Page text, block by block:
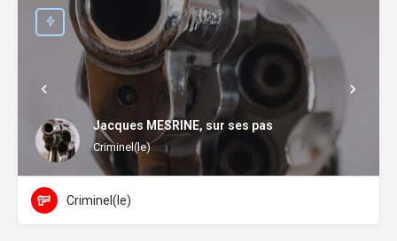
Jacques MESRINE, sur ses pas
Criminel(le)
Criminel(le)